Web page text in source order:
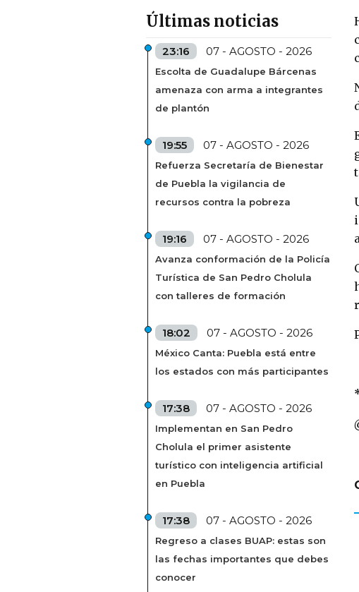
Últimas noticias
23:16 07 - AGOSTO - 2026
Escolta de Guadalupe Bárcenas
amenaza con arma a integrantes
de plantón
19:55 07 - AGOSTO - 2026
Refuerza Secretaría de Bienestar
de Puebla la vigilancia de
recursos contra la pobreza
19:16 07 - AGOSTO - 2026
Avanza conformación de la Policía
Turística de San Pedro Cholula
con talleres de formación
18:02 07 - AGOSTO - 2026
México Canta: Puebla está entre
los estados con más participantes
17:38 07 - AGOSTO - 2026
Implementan en San Pedro
Cholula el primer asistente
turístico con inteligencia artificial
en Puebla
17:38 07 - AGOSTO - 2026
Regreso a clases BUAP: estas son
las fechas importantes que debes
conocer